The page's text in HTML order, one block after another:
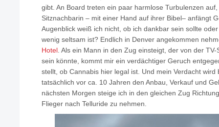
gibt. An Board treten ein paar harmlose Turbulenzen
Sitznachbarin – mit einer Hand auf ihrer Bibel– anfängt
Augenblick weiß ich nicht, ob ich dankbar sein sollte
wenig seltsam ist? Endlich in Denver angekommen
Hotel . Als ein Mann in den Zug einsteigt, der von der
sein könnte, kommt mir ein verdächtiger Geruch
stellt, ob Cannabis hier legal ist. Und mein Verdacht
tatsächlich vor ca. 10 Jahren den Anbau, Verkauf und
nächsten Morgen steige ich in den gleichen Zug
Flieger nach Telluride zu nehmen.